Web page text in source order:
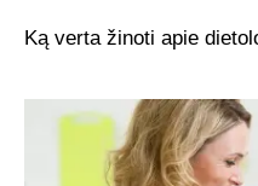
Ką verta žinoti apie